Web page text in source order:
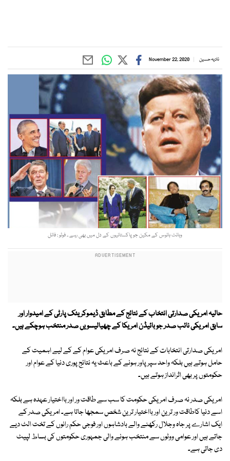
نادیہ حسین November 22, 2020
وہائٹ ہائوس کے مکین جو پاکستانیوں کے دل میں بھی رہے ۔ فوٹو : فائل
حالیہ امریکی صدارتی انتخاب کے نتائج کے مطابق ڈیموکریٹک پارٹی کے امیدوار اور
سابق امریکی نائب صدر جو بائیڈن امریکا کے چھیالیسویں صدر منتخب ہوچکے ہیں۔
امریکی صدارتی انتخابات کے نتائج نہ صرف امریکی عوام کے کے لیے اہمیت کے
حامل ہوتے ہیں بلکہ واحد سپرپاور ہونے کے باعث یہ نتائج پوری دنیا کے عوام اور
حکومتوں پر بھی اثرانداز ہوتے ہیں۔
امریکی صدر نہ صرف امریکی حکومت کا سب سے طاقت ور اور بااختیار عہدہ ہے بلکہ
اسے دنیا کاطاقت ور ترین اور بااختیار ترین شخص سمجھا جاتا ہے۔ امریکی صدر کے
ایک اشارے پر جاہ وجلال رکھنے والے بادشاہوں اور فوجی حکم رانوں کے تخت الٹ دیے
جاتے ہیں اور عوامی ووٹوں سے منتخب ہونے والی جمہوری حکومتوں کی بساط لپیٹ
دی جاتی ہے۔